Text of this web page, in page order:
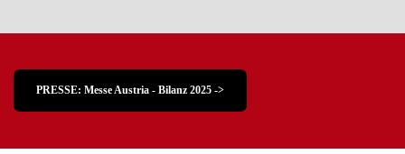
PRESSE: Messe Austria - Bilanz 2025 ->